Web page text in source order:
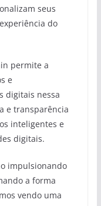
seus
do
permite a
e
digitais nessa
e transparência
inteligentes e
digitais.
impulsionando
a forma
vendo uma